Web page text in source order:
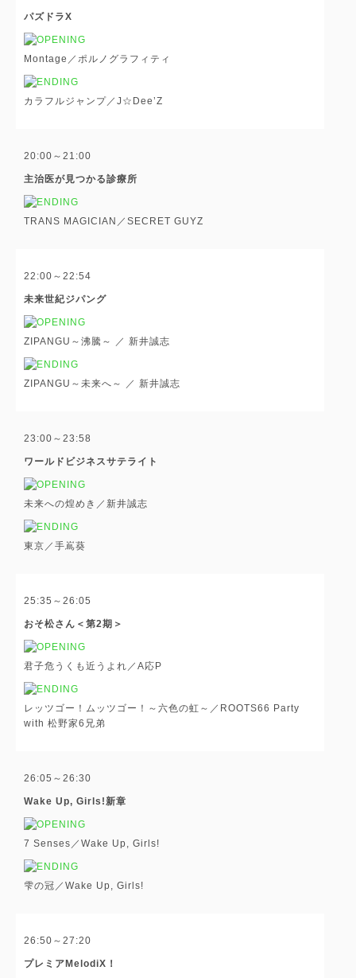
パズドラX
Montage／ポルノグラフィティ
カラフルジャンプ／J☆Dee’Z
20:00～21:00
主治医が見つかる診療所
TRANS MAGICIAN／SECRET GUYZ
22:00～22:54
未来世紀ジパング
ZIPANGU～沸騰～ ／ 新井誠志
ZIPANGU～未来へ～ ／ 新井誠志
23:00～23:58
ワールドビジネスサテライト
未来への煌めき／新井誠志
東京／手嶌葵
25:35～26:05
おそ松さん＜第2期＞
君子危うくも近うよれ／A応P
レッツゴー！ムッツゴー！～六色の虹～／ROOTS66 Party
with 松野家6兄弟
26:05～26:30
Wake Up, Girls!新章
7 Senses／Wake Up, Girls!
雫の冠／Wake Up, Girls!
26:50～27:20
プレミアMelodiX！